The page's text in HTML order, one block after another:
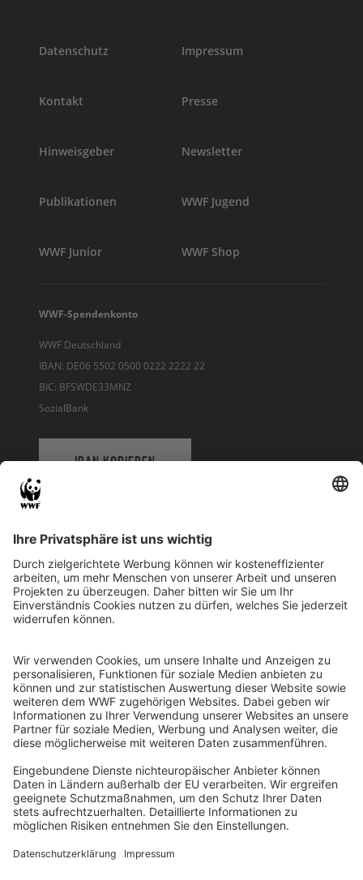
Datenschutz Impressum
Kontakt Presse
Hinweisgeber Newsletter
Publikationen WWF Jugend
WWF Junior WWF Shop
WWF-Spendenkonto
WWF Deutschland
IBAN: DE06 5502 0500 0222 2222 22
BIC: BFSWDE33MNZ
SozialBank
IBAN KOPIEREN
WWF Deutschland
Reinhardtstr. 18
10117 Berlin
Ihre Spende kann steuerlich geltend gemacht werden
Registriert als Stiftung WWF Deutschland, Senatsverwaltung für
Justiz Berlin, Az: 3416/976/2
Umsatzsteuer-Identifikationsnummer: DE 114236103
Freistellungsbescheid: Als gemeinnützige Körperschaft befreit
von der Körperschaftssteuer gem. §5 I 9 KStg. unter der
Steuernummer 27/641/09321